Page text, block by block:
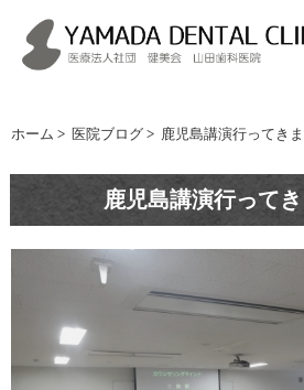
ホーム > 医院ブログ > 鹿児島講演行ってきま
鹿児島講演行ってき